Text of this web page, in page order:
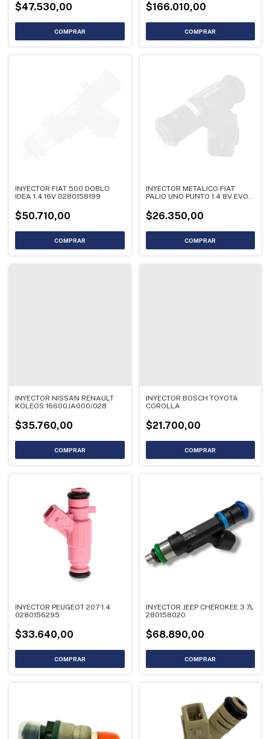
$47.530,00 $166.010,00
INYECTOR FIAT 500 DOBLO
IDEA 1.4 16V 0280158199
$50.710,00
INYECTOR METALICO FIAT
PALIO UNO PUNTO 1.4 8V EVO
$26.350,00
INYECTOR NISSAN RENAULT
KOLEOS 16600JA000/028
$35.760,00
INYECTOR BOSCH TOYOTA
COROLLA
$21.700,00
INYECTOR PEUGEOT 207 1.4
0280156295
$33.640,00
INYECTOR JEEP CHEROKEE 3.7L
280158020
$68.890,00